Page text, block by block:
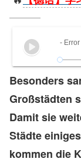
-
Besonders
Großstädten
Damit sie
Städte
kommen die